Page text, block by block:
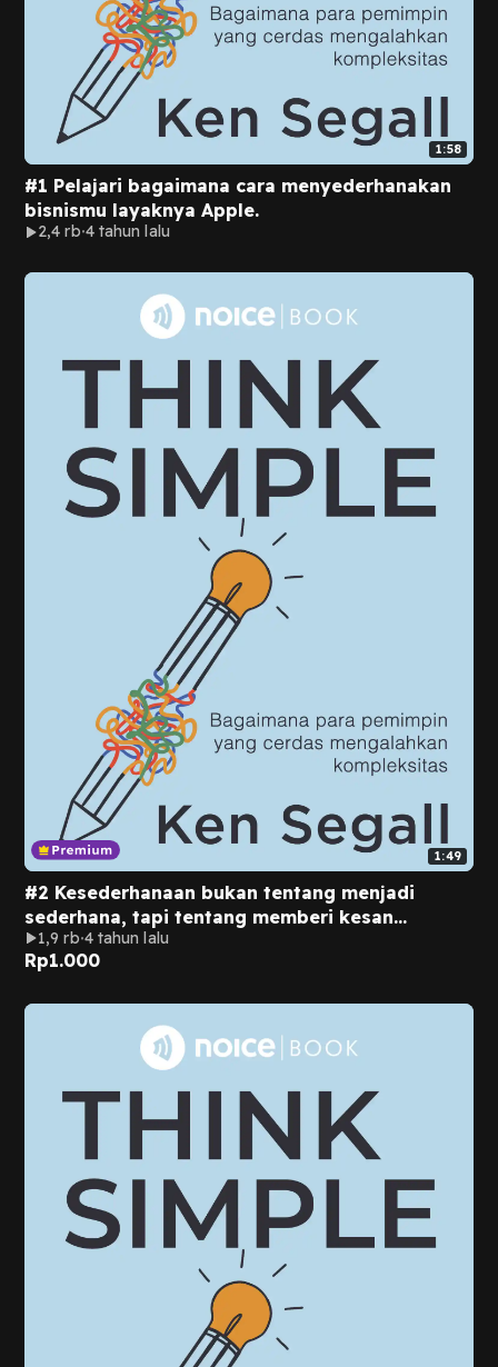
1:58
#1 Pelajari bagaimana cara menyederhanakan
bisnismu layaknya Apple.
2,4 rb 4 tahun lalu
1:49
#2 Kesederhanaan bukan tentang menjadi
sederhana, tapi tentang memberi kesan
sederhana.
1,9 rb 4 tahun lalu
Rp1.000